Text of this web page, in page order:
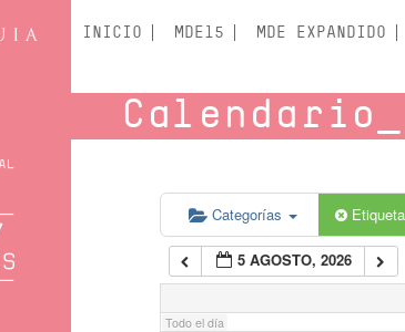
INICIO MDE15 MDE EXPANDIDO
Calendario
Categorías
5 AGOSTO, 2026
Todo el día
5:00 am
6:00 am
7:00 am